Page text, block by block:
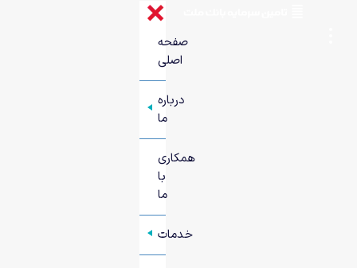
صفحه
اصلی
+
درباره
ما
همکاری
با
ما
+ خدمات